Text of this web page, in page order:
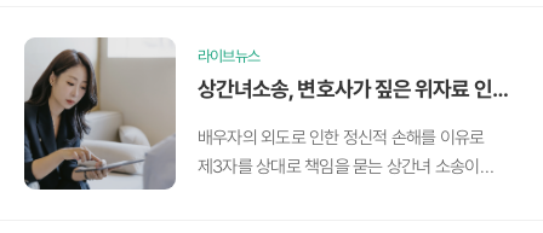
라이브뉴스
상간녀소송, 변호사가 짚은 위자료 인정
배우자의 외도로 인한 정신적 손해를 이유로
제3자를 상대로 책임을 묻는 상간녀 소송이